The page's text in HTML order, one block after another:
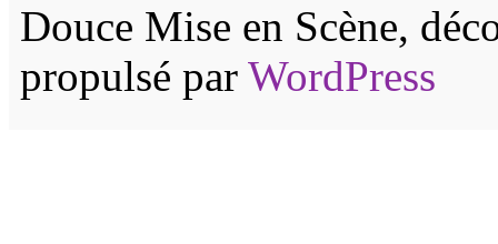
Douce Mise en Scène,
propulsé par WordPress